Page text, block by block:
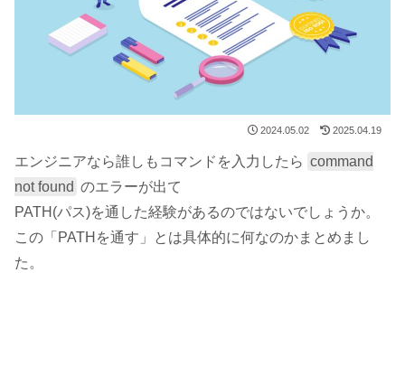
2024.05.02 2025.04.19
エンジニアなら誰しもコマンドを入力したら command
not found のエラーが出て
PATH(パス)を通した経験があるのではないでしょうか。
この「PATHを通す」とは具体的に何なのかまとめまし
た。